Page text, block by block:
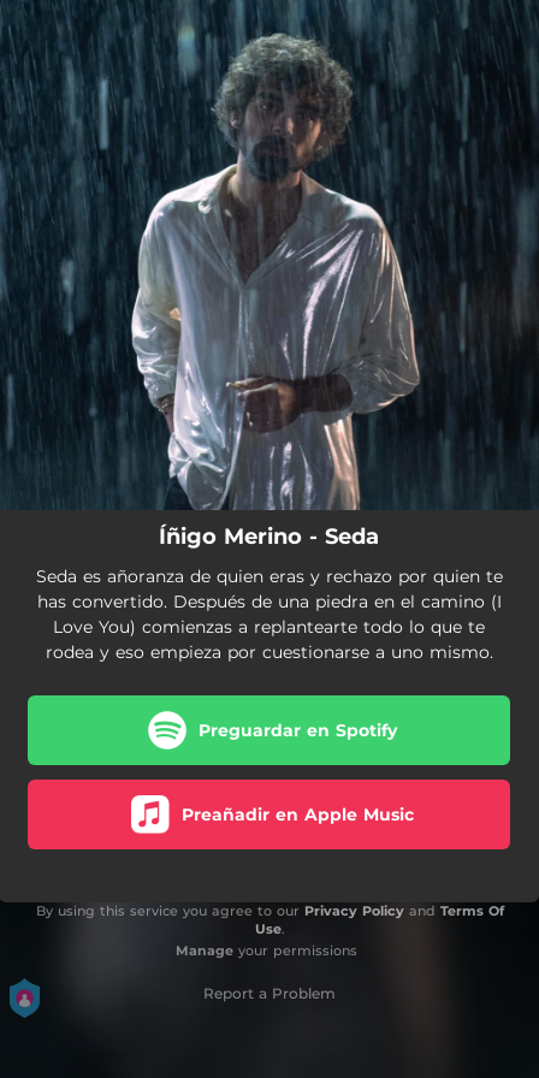
You're all set!
Íñigo Merino - Seda
Seda es añoranza de quien eras y rechazo por quien te
has convertido. Después de una piedra en el camino (I
Love You) comienzas a replantearte todo lo que te
rodea y eso empieza por cuestionarse a uno mismo.
Preguardar en Spotify
Preañadir en Apple Music
By using this service you agree to our Privacy Policyand Terms Of
Use.
Manageyour permissions
Report a Problem